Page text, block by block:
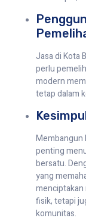
Jasa di Kota
perlu
modern
tetap dalam
Membangun
penting
bersatu.
yang
menciptakan
fisik, tetapi
komunitas.